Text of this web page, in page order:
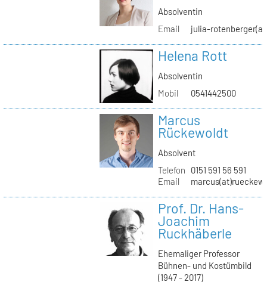
Absolventin
Email
julia-
Helena Rott
Absolventin
Mobil
0541442500
Marcus
Rückewoldt
Absolvent
Telefon
0151 591 56 591
Email
Prof. Dr. Hans-
Joachim
Ruckhäberle
Ehemaliger Professor
Bühnen- und Kostümbild
(1947 - 2017)